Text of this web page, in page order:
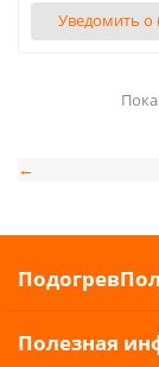
Уведомить о
←
Полезная